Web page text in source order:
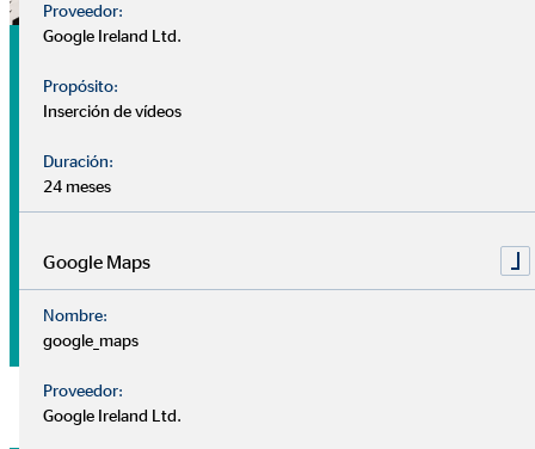
Análisis
Nuestracita de análisis
para el futuro? ¿Qué deseos y objetivos tienes a medio-largo
plazo?
Proveedor:
Google Ireland Ltd.
Propósito:
Inserción de vídeos
Duración:
24 meses
Google Maps
Nombre:
google_maps
Proveedor:
Google Ireland Ltd.